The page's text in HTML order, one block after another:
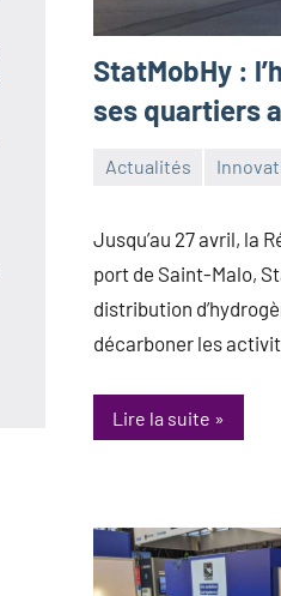
StatMobHy :
ses quartiers
Actualités
2026
Jusqu’au 27 avril, la
port de Saint-Malo,
distribution
décarboner les
Lire la suite